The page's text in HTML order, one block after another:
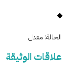
الحالة: معدل
علاقات الوثيقة